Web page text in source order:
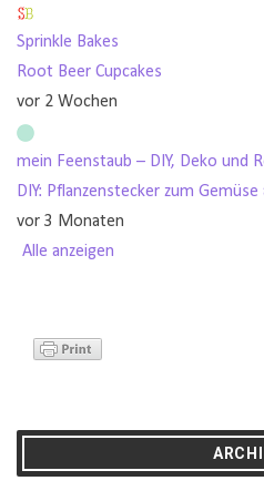
Sprinkle Bakes
Root Beer Cupcakes
vor 2 Wochen
mein Feenstaub – DIY, Deko und
DIY: Pflanzenstecker zum
vor 3 Monaten
Alle anzeigen